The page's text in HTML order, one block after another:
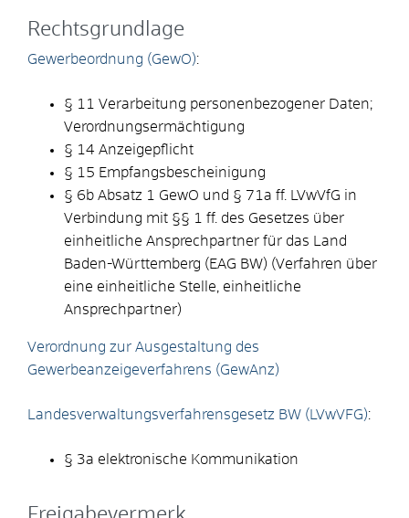
Rechtsgrundlage
Gewerbeordnung (GewO):
§ 11 Verarbeitung personenbezogener Daten;
Verordnungsermächtigung
§ 14 Anzeigepflicht
§ 15 Empfangsbescheinigung
§ 6b Absatz 1 GewO und § 71a ff. LVwVfG in
Verbindung mit §§ 1 ff. des Gesetzes über
einheitliche Ansprechpartner für das Land
Baden-Württemberg (EAG BW) (Verfahren über
eine einheitliche Stelle, einheitliche
Ansprechpartner)
Verordnung zur Ausgestaltung des
Gewerbeanzeigeverfahrens (GewAnz)
Landesverwaltungsverfahrensgesetz BW (LVwVFG):
§ 3a elektronische Kommunikation